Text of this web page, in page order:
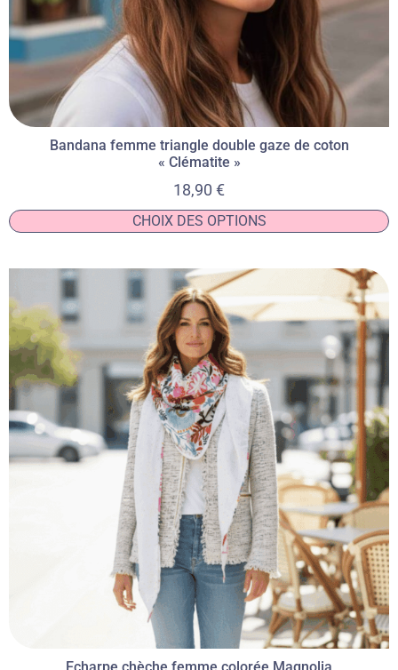
Bandana femme triangle double gaze de coton
« Clématite »
18,90 €
CHOIX DES OPTIONS